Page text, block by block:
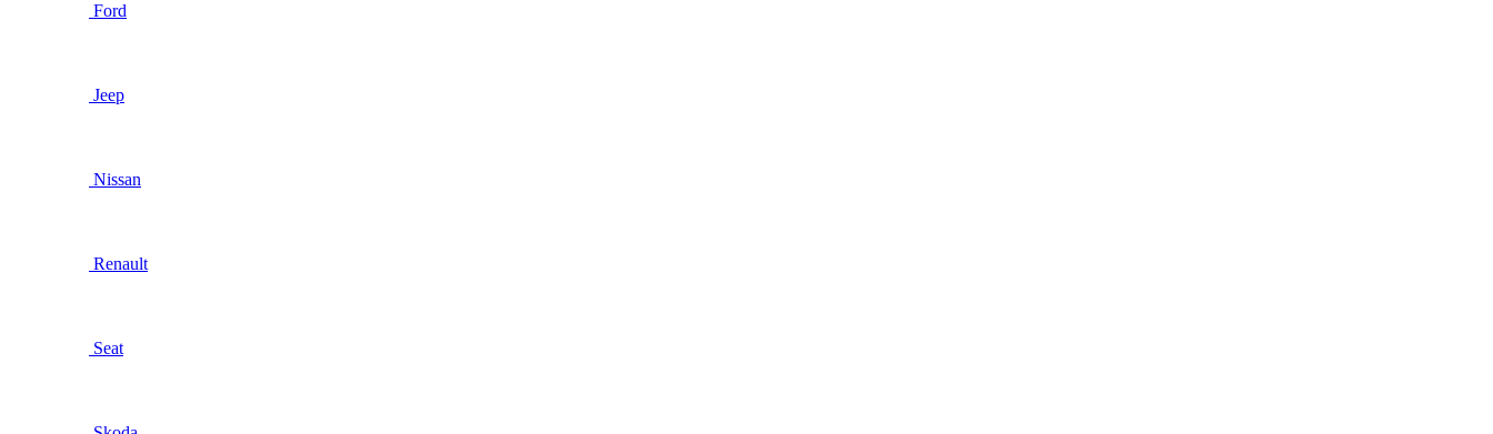
Ford
Jeep
Nissan
Renault
Seat